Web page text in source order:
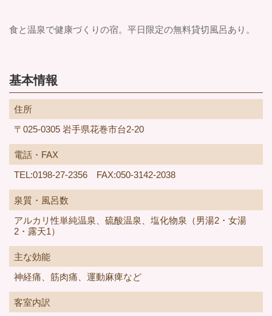
食と温泉で健康づくりの宿。平日限定の無料貸切風呂あり。
基本情報
住所
〒025-0305 岩手県花巻市台2-20
電話・FAX
TEL:0198-27-2356 FAX:050-3142-2038
泉質・風呂数
アルカリ性単純温泉、硫酸温泉、塩化物泉（男湯2・女湯
2・露天1）
主な効能
神経痛、筋肉痛、運動麻痺など
客室内訳